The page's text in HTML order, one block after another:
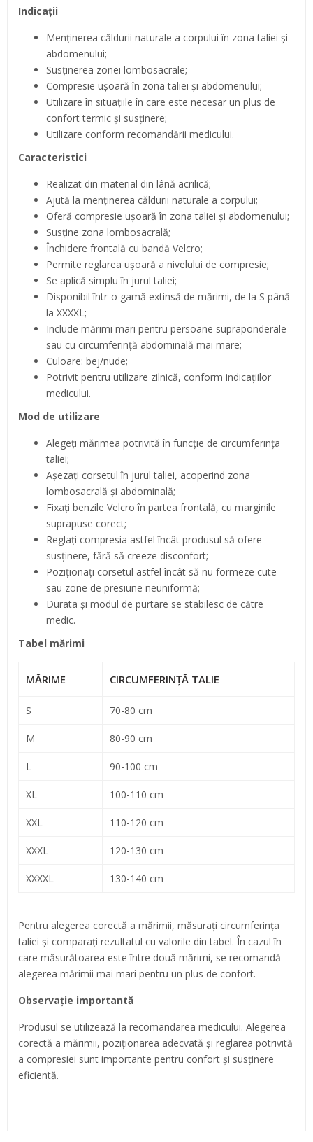
Indicații
Menținerea căldurii naturale a corpului în zona taliei și
abdomenului;
Susținerea zonei lombosacrale;
Compresie ușoară în zona taliei și abdomenului;
Utilizare în situațiile în care este necesar un plus de
confort termic și susținere;
Utilizare conform recomandării medicului.
Caracteristici
Realizat din material din lână acrilică;
Ajută la menținerea căldurii naturale a corpului;
Oferă compresie ușoară în zona taliei și abdomenului;
Susține zona lombosacrală;
Închidere frontală cu bandă Velcro;
Permite reglarea ușoară a nivelului de compresie;
Se aplică simplu în jurul taliei;
Disponibil într-o gamă extinsă de mărimi, de la S până
la XXXXL;
Include mărimi mari pentru persoane supraponderale
sau cu circumferință abdominală mai mare;
Culoare: bej/nude;
Potrivit pentru utilizare zilnică, conform indicațiilor
medicului.
Mod de utilizare
Alegeți mărimea potrivită în funcție de circumferința
taliei;
Așezați corsetul în jurul taliei, acoperind zona
lombosacrală și abdominală;
Fixați benzile Velcro în partea frontală, cu marginile
suprapuse corect;
Reglați compresia astfel încât produsul să ofere
susținere, fără să creeze disconfort;
Poziționați corsetul astfel încât să nu formeze cute
sau zone de presiune neuniformă;
Durata și modul de purtare se stabilesc de către
medic.
Tabel mărimi
MĂRIME CIRCUMFERINȚĂ TALIE
S 70-80 cm
M 80-90 cm
L 90-100 cm
XL 100-110 cm
XXL 110-120 cm
XXXL 120-130 cm
XXXXL 130-140 cm
Pentru alegerea corectă a mărimii, măsurați circumferința
taliei și comparați rezultatul cu valorile din tabel. În cazul în
care măsurătoarea este între două mărimi, se recomandă
alegerea mărimii mai mari pentru un plus de confort.
Observație importantă
Produsul se utilizează la recomandarea medicului. Alegerea
corectă a mărimii, poziționarea adecvată și reglarea potrivită
a compresiei sunt importante pentru confort și susținere
eficientă.